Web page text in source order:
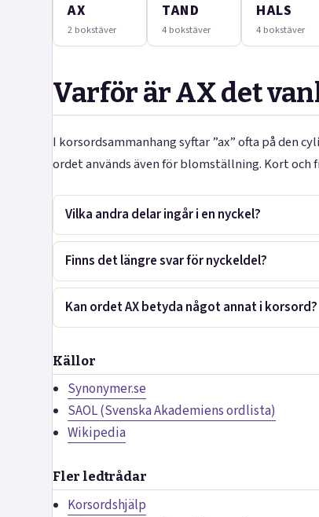
AX
2 bokstäver
TAND
4 bokstäver
HALS
4 bokstäver
Varför är AX det
I korsordsammanhang syftar ”ax” ofta på den
ordet används även för blomställning. Kort och
Vilka andra delar ingår i en nyckel?
Finns det längre svar för nyckeldel?
Kan ordet AX betyda något annat i korsord?
Källor
Synonymer.se
SAOL (Svenska Akademiens ordlista)
Wikipedia
Fler ledtrådar
Korsordshjälp